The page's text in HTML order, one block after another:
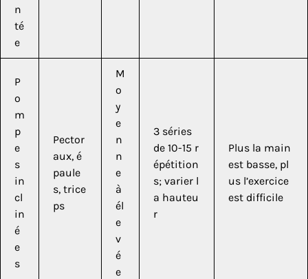
n
té
e
P
o
m
p
e
s
in
cl
in
é
e
s
Pector
aux, é
paule
s, trice
ps
M
o
y
e
n
n
e
à
él
e
v
é
e
3 séries
de 10-15 r
épétition
s; varier l
a hauteu
r
Plus la main
est basse, pl
us l’exercice
est difficile